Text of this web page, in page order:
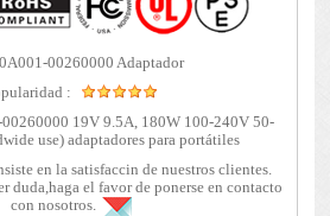
00260000 Adaptador
:
19V 9.5A, 180W 100-240V 50-
use) adaptadores para portátiles
en la satisfaccin de nuestros clientes.
duda,haga el favor de ponerse en contacto
con nosotros.